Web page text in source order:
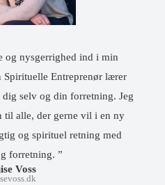
og nysgerrighed ind i min
Spirituelle Entreprenør lærer
selv og din forretning. Jeg
til alle, der gerne vil i en ny
og spirituel retning med
forretning. ”
Voss